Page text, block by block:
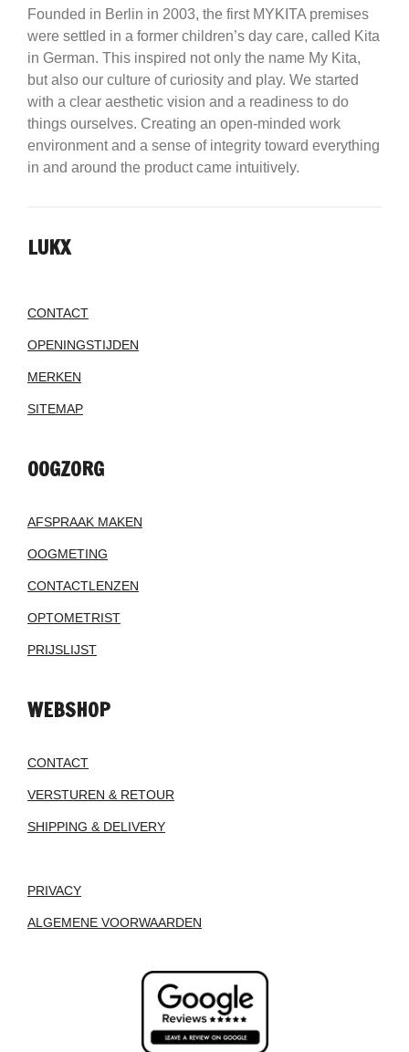
Founded in Berlin in 2003, the first MYKITA premises
were settled in a former children’s day care, called Kita
in German. This inspired not only the name My Kita,
but also our culture of curiosity and play. We started
with a clear aesthetic vision and a readiness to do
things ourselves. Creating an open-minded work
environment and a sense of integrity toward everything
in and around the product came intuitively.
LUKX
CONTACT
OPENINGSTIJDEN
MERKEN
SITEMAP
OOGZORG
AFSPRAAK MAKEN
OOGMETING
CONTACTLENZEN
OPTOMETRIST
PRIJSLIJST
WEBSHOP
CONTACT
VERSTUREN & RETOUR
SHIPPING & DELIVERY
PRIVACY
ALGEMENE VOORWAARDEN